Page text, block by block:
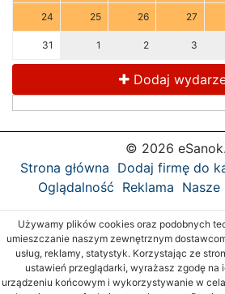
24 25 26 27
31 1 2 3
Dodaj
© 2026
Strona główna Dodaj firmę do
Oglądalność Reklama Nasze
Używamy plików cookies oraz podobnych
umieszczanie naszym zewnętrznym
usług, reklamy, statystyk. Korzystając ze
ustawień przeglądarki, wyrażasz zgodę na
urządzeniu końcowym i wykorzystywanie w